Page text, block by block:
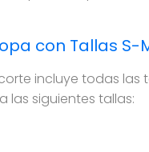
con Tallas S-
incluye todas
las siguientes tallas: